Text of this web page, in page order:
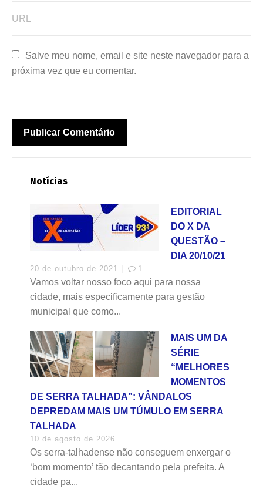
Salve meu nome, email e site neste navegador para a
próxima vez que eu comentar.
Notícias
EDITORIAL
DO X DA
QUESTÃO –
DIA 20/10/21
20 de outubro de 2021 | 1
Vamos voltar nosso foco aqui para nossa
cidade, mais especificamente para gestão
municipal que como...
MAIS UM DA
SÉRIE
“MELHORES
MOMENTOS
DE SERRA TALHADA”: VÂNDALOS
DEPREDAM MAIS UM TÚMULO EM SERRA
TALHADA
10 de agosto de 2026
Os serra-talhadense não conseguem enxergar o
‘bom momento’ tão decantando pela prefeita. A
cidade pa...